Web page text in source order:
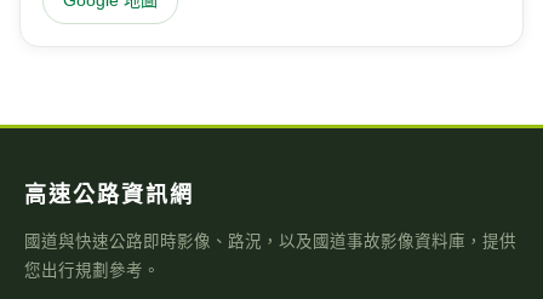
即時影像
即時路況地圖
國道路況